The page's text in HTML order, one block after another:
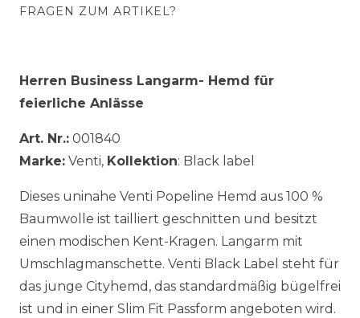
FRAGEN ZUM ARTIKEL?
Herren Business Langarm- Hemd für
feierliche Anlässe
Art. Nr.: 001840
Marke: Venti, Kollektion: Black label
Dieses uninahe Venti Popeline Hemd aus 100 %
Baumwolle ist tailliert geschnitten und besitzt
einen modischen Kent-Kragen. Langarm mit
Umschlagmanschette. Venti Black Label steht für
das junge Cityhemd, das standardmäßig bügelfrei
ist und in einer Slim Fit Passform angeboten wird.